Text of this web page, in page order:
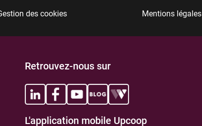
des cookies Mentions légales
Retrouvez-nous sur
L'application mobile Upcoop